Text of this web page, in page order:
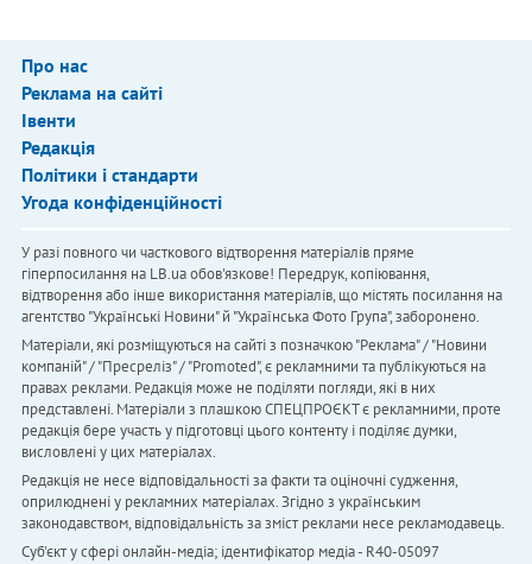
Про нас
Реклама на сайті
Івенти
Редакція
Політики і стандарти
Угода конфіденційності
У разі повного чи часткового відтворення матеріалів пряме
гіперпосилання на LB.ua обов'язкове! Передрук, копіювання,
відтворення або інше використання матеріалів, що містять посилання на
агентство "Українськi Новини" й "Українська Фото Група", заборонено.
Матеріали, які розміщуються на сайті з позначкою "Реклама" / "Новини
компаній" / "Пресреліз" / "Promoted", є рекламними та публікуються на
правах реклами. Редакція може не поділяти погляди, які в них
представлені. Матеріали з плашкою СПЕЦПРОЄКТ є рекламними, проте
редакція бере участь у підготовці цього контенту і поділяє думки,
висловлені у цих матеріалах.
Редакція не несе відповідальності за факти та оціночні судження,
оприлюднені у рекламних матеріалах. Згідно з українським
законодавством, відповідальність за зміст реклами несе рекламодавець.
Cуб'єкт у сфері онлайн-медіа; ідентифікатор медіа - R40-05097